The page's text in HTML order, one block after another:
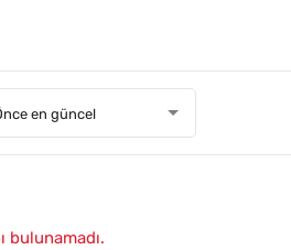
en güncel
bulunamadı.